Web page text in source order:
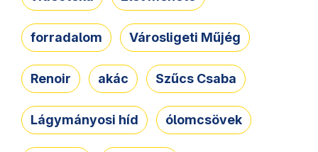
forradalom Városligeti Műjég
Renoir akác Szűcs Csaba
Lágymányosi híd ólomcsövek